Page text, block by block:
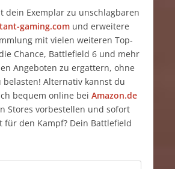
dein Exemplar zu unschlagbaren
gaming.comund erweitere
mit vielen weiteren Top-
Chance, Battlefield 6 und mehr
Angeboten zu ergattern, ohne
belasten! Alternativ kannst du
bequem online bei Amazon.de
Stores vorbestellen und sofort
für den Kampf? Dein Battlefield